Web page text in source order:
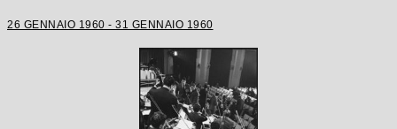
26 GENNAIO 1960 - 31 GENNAIO 1960